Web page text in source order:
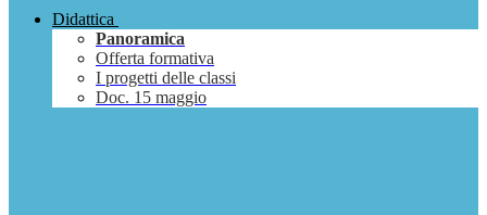
Didattica
Panoramica
Offerta formativa
I progetti delle classi
Doc. 15 maggio